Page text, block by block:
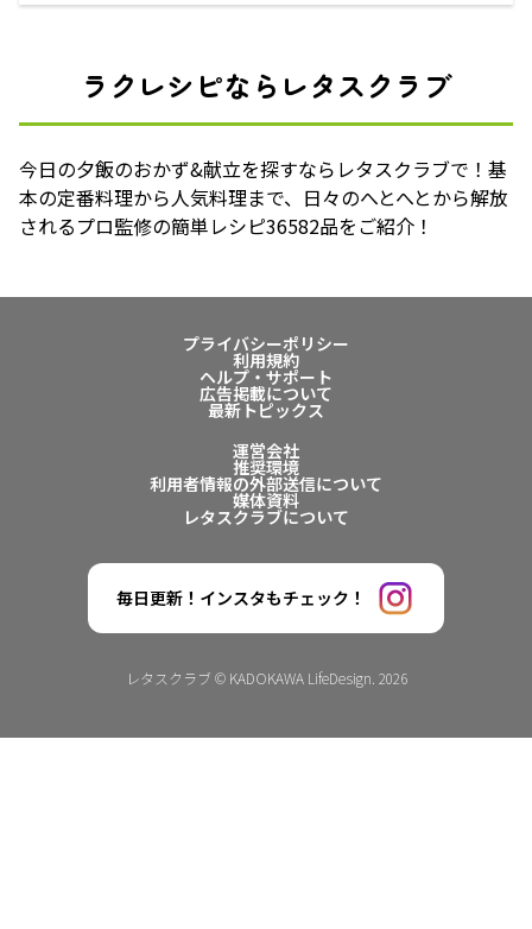
ラクレシピならレタスクラブ
今日の夕飯のおかず&献立を探すならレタスクラブで！基
本の定番料理から人気料理まで、日々のへとへとから解放
されるプロ監修の簡単レシピ36582品をご紹介！
プライバシーポリシー
利用規約
ヘルプ・サポート
広告掲載について
最新トピックス
運営会社
推奨環境
利用者情報の外部送信について
媒体資料
レタスクラブについて
毎日更新！インスタもチェック！
レタスクラブ © KADOKAWA LifeDesign. 2026